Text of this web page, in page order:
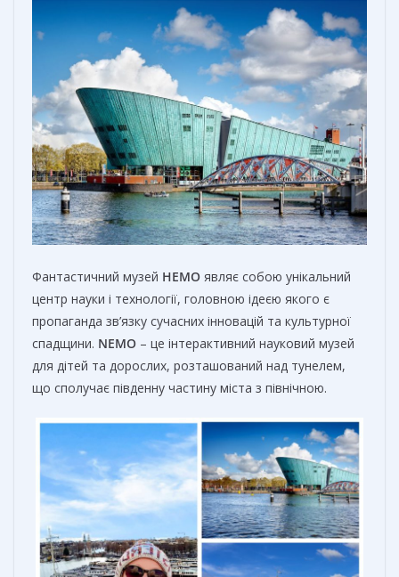
Фантастичний музей НЕМО являє собою унікальний
центр науки і технології, головною ідеєю якого є
пропаганда зв’язку сучасних інновацій та культурної
спадщини. NEMO – це інтерактивний науковий музей
для дітей та дорослих, розташований над тунелем,
що сполучає південну частину міста з північною.